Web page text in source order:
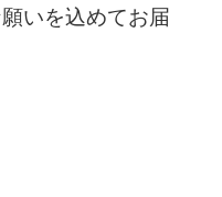
いを込めてお届